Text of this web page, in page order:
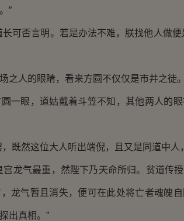
”
否言明。若是办法不难，朕找他人做便
人的眼睛，看来方圆不仅仅是市井之徒。
眼，道姑戴着斗笠不知，其他两人的眼
然这位大人听出端倪，且又是同道中人
气最重，然陛下乃天命所归。贫道传授
龙气暂且消失，便可在此处将亡者魂魄
出真相。”